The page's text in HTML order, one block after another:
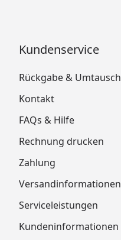
Kundenservice
Rückgabe & Umtausch
Kontakt
FAQs & Hilfe
Rechnung drucken
Zahlung
Versandinformationen
Serviceleistungen
Kundeninformationen